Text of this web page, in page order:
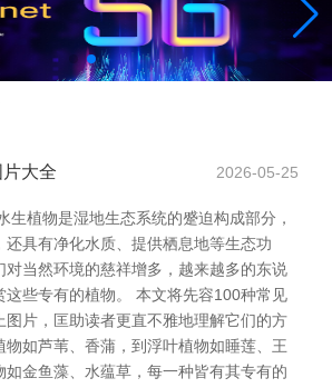
大全 2026-05-25
生植物是湿地生态系统的蹙迫构成部分，
还具有净化水质、提供栖息地等生态功
对当然环境的慈祥增多，越来越多的东说
这些专有的植物。 本文将先容100种常见
图片，匡助读者更直不雅地理解它们的方
物如芦苇、香蒲，到浮叶植物如睡莲、王
如金鱼藻、水蕴草，每一种皆有其专有的